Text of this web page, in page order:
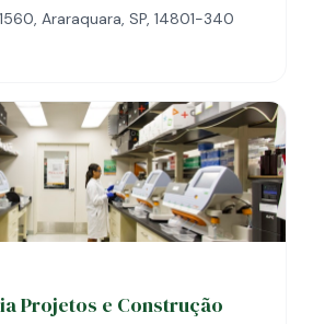
Araraquara, SP, 14801-340
Projetos e Construção